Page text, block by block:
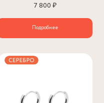
7 800 ₽
Подробнее